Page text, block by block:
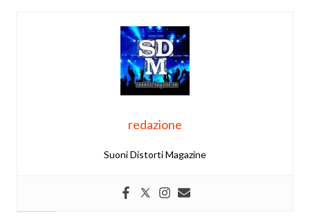
redazione
Suoni Distorti Magazine